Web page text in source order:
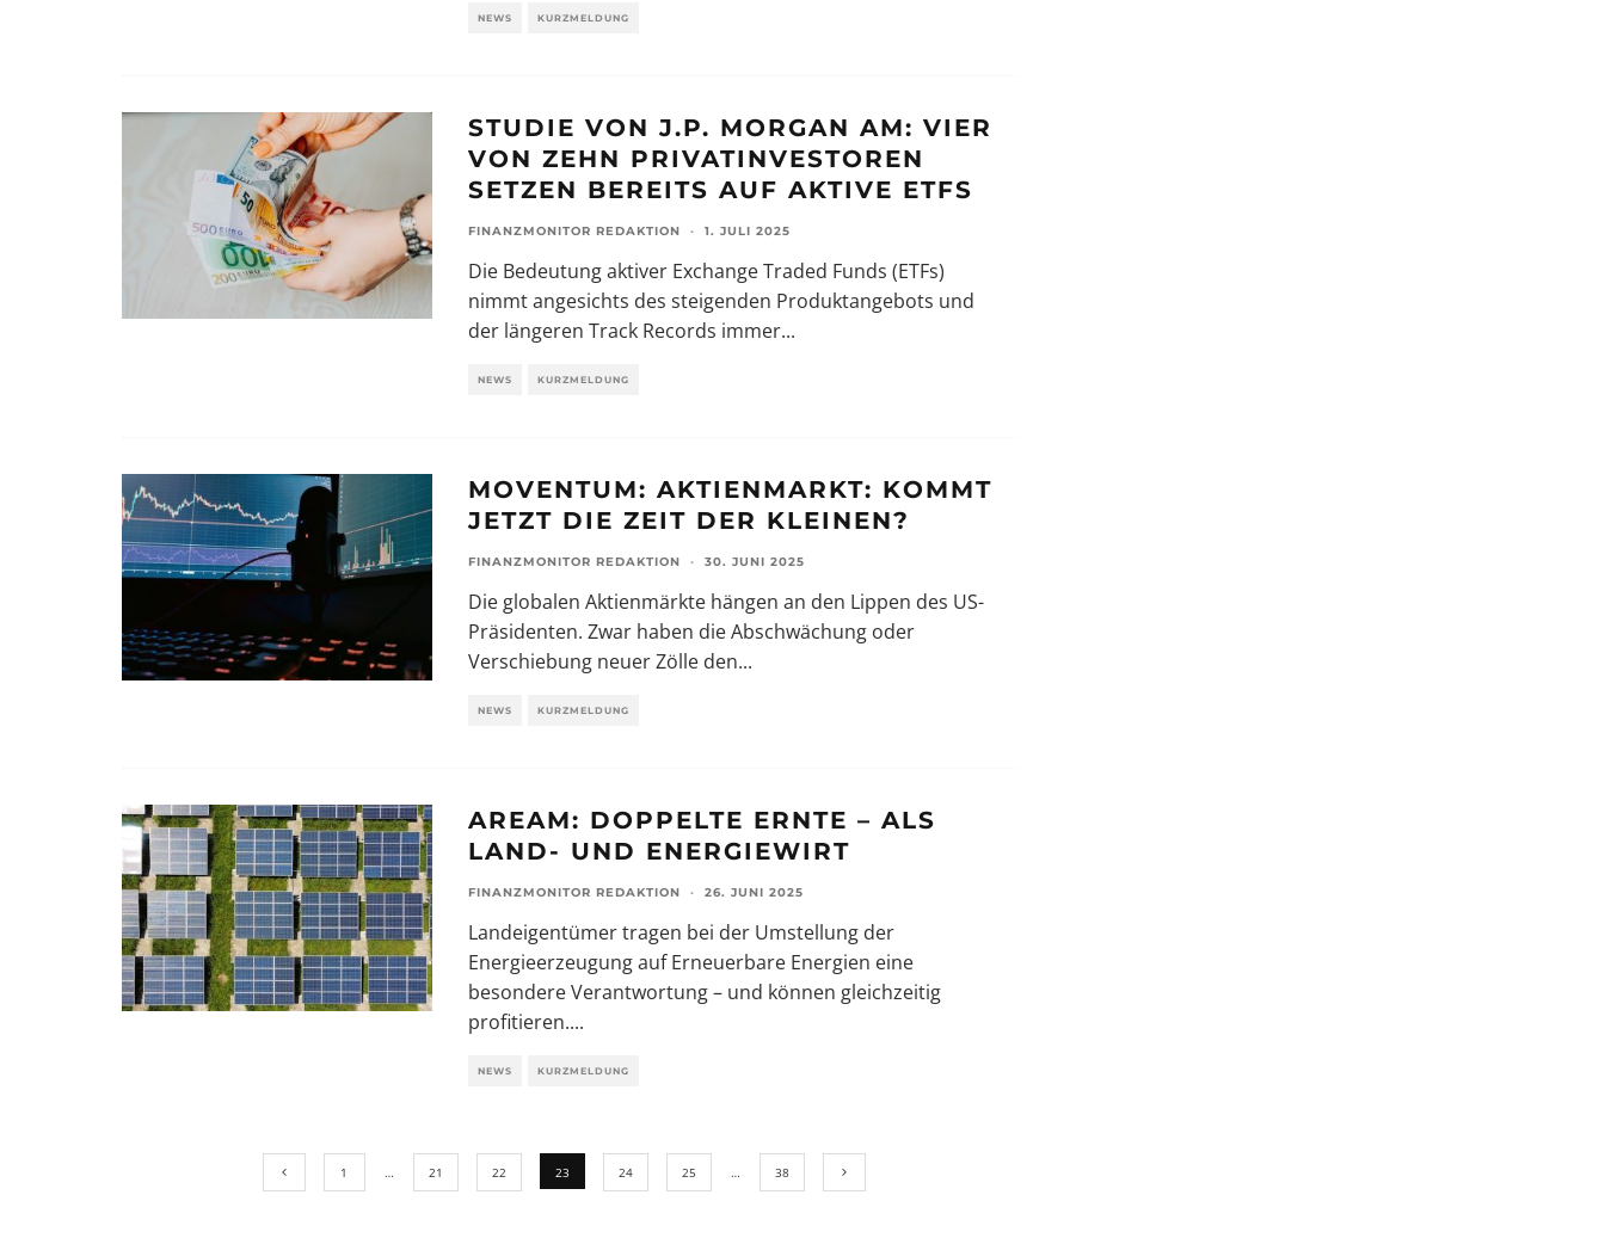
NEWS KURZMELDUNG
STUDIE VON J.P. MORGAN AM: VIER
VON ZEHN PRIVATINVESTOREN
SETZEN BEREITS AUF AKTIVE ETFS
FINANZMONITOR REDAKTION · 1. JULI 2025
Die Bedeutung aktiver Exchange Traded Funds (ETFs)
nimmt angesichts des steigenden Produktangebots und
der längeren Track Records immer...
NEWS KURZMELDUNG
MOVENTUM: AKTIENMARKT: KOMMT
JETZT DIE ZEIT DER KLEINEN?
FINANZMONITOR REDAKTION · 30. JUNI 2025
Die globalen Aktienmärkte hängen an den Lippen des US-
Präsidenten. Zwar haben die Abschwächung oder
Verschiebung neuer Zölle den...
NEWS KURZMELDUNG
AREAM: DOPPELTE ERNTE – ALS
LAND- UND ENERGIEWIRT
FINANZMONITOR REDAKTION · 26. JUNI 2025
Landeigentümer tragen bei der Umstellung der
Energieerzeugung auf Erneuerbare Energien eine
besondere Verantwortung – und können gleichzeitig
profitieren....
NEWS KURZMELDUNG
1 … 21 22 23 24 25 … 38